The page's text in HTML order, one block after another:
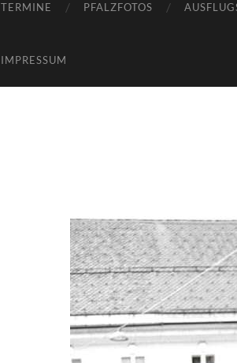
TERMINE PFALZFOTOS
IMPRESSUM